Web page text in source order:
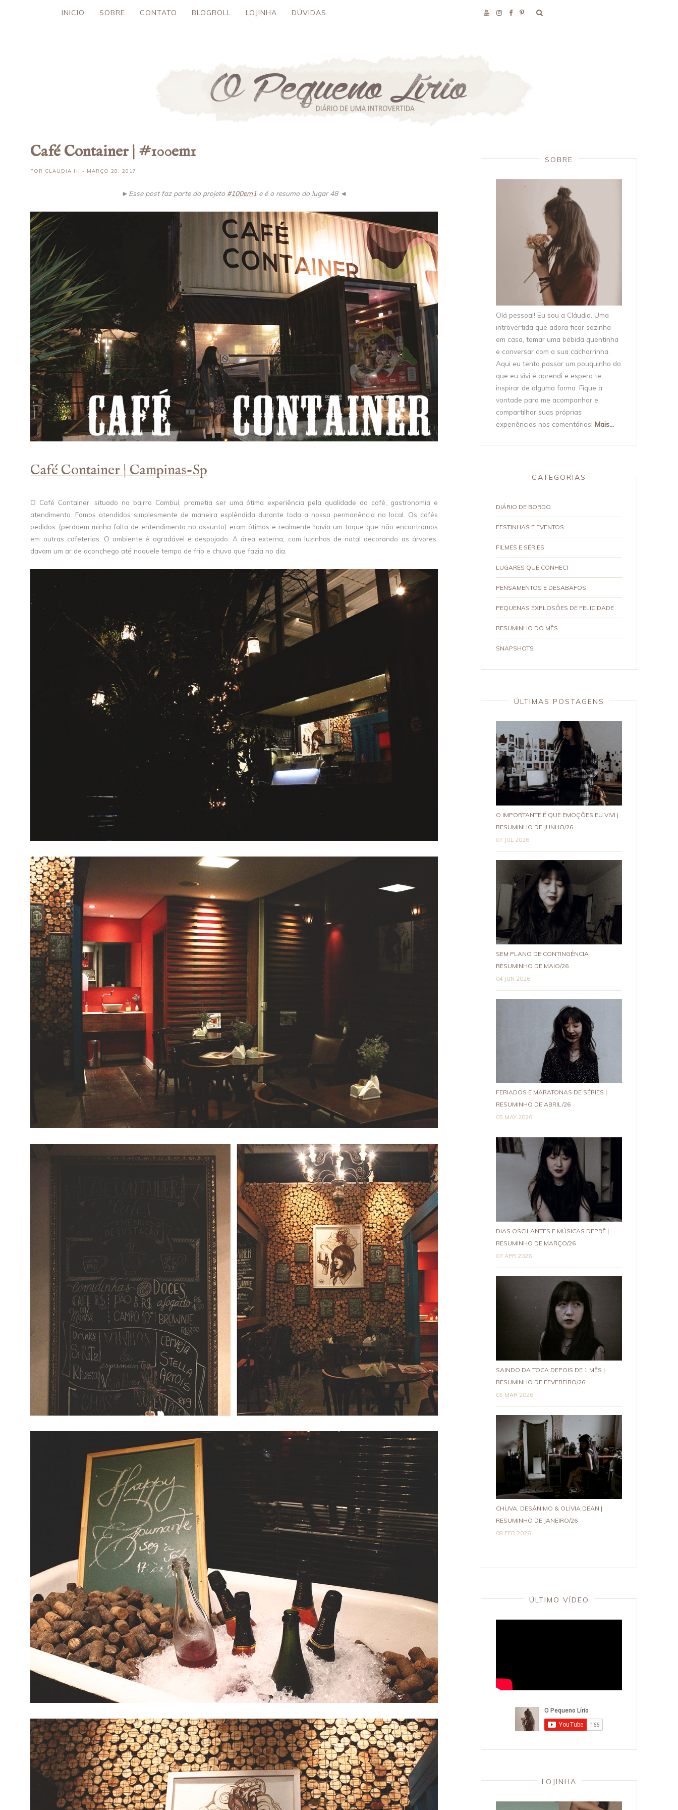
INICIO SOBRE CONTATO BLOGROLL LOJINHA DÚVIDAS
Café Container | #100em1
POR CLAUDIA HI- MARÇO 28, 2017
►Esse post faz parte do projeto #100em1e é o resumo do lugar 48 ◄
Café Container | Campinas-Sp
O Café Container, situado no bairro Cambuí, prometia ser uma ótima experiência pela qualidade do café, gastronomia e
atendimento. Fomos atendidos simplesmente de maneira esplêndida durante toda a nossa permanência no local. Os cafés
pedidos (perdoem minha falta de entendimento no assunto) eram ótimos e realmente havia um toque que não encontramos
em outras cafeterias. O ambiente é agradável e despojado. A área externa, com luzinhas de natal decorando as árvores,
davam um ar de aconchego até naquele tempo de frio e chuva que fazia no dia.
SOBRE
Olá pessoal! Eu sou a Cláudia. Uma
introvertida que adora ficar sozinha
em casa, tomar uma bebida quentinha
e conversar com a sua cachorrinha.
Aqui eu tento passar um pouquinho do
que eu vivi e aprendi e espero te
inspirar de alguma forma. Fique à
vontade para me acompanhar e
compartilhar suas próprias
experiências nos comentários! Mais...
CATEGORIAS
DIÁRIO DE BORDO
FESTINHAS E EVENTOS
FILMES E SÉRIES
LUGARES QUE CONHECI
PENSAMENTOS E DESABAFOS
PEQUENAS EXPLOSÕES DE FELICIDADE
RESUMINHO DO MÊS
SNAPSHOTS
ÚLTIMAS POSTAGENS
O IMPORTANTE É QUE EMOÇÕES EU VIVI |
RESUMINHO DE JUNHO/26
07 JUL 2026
SEM PLANO DE CONTINGÊNCIA |
RESUMINHO DE MAIO/26
04 JUN 2026
FERIADOS E MARATONAS DE SÉRIES |
RESUMINHO DE ABRIL/26
05 MAY 2026
DIAS OSCILANTES E MÚSICAS DEPRÊ |
RESUMINHO DE MARÇO/26
07 APR 2026
SAINDO DA TOCA DEPOIS DE 1 MÊS |
RESUMINHO DE FEVEREIRO/26
05 MAR 2026
CHUVA, DESÂNIMO & OLIVIA DEAN |
RESUMINHO DE JANEIRO/26
08 FEB 2026
ÚLTIMO VÍDEO
LOJINHA